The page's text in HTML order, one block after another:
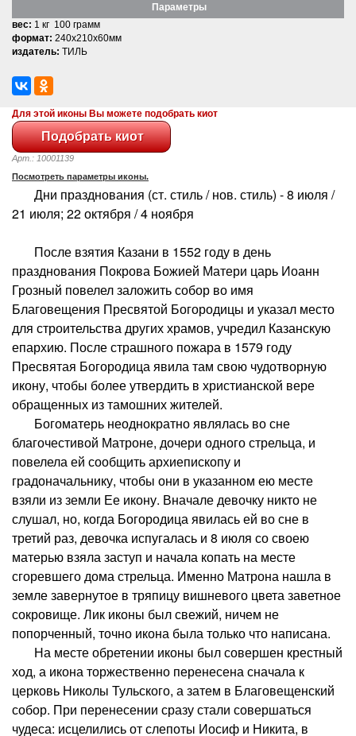
Параметры
вес: 1 кг 100 грамм
формат: 240x210x60мм
издатель: ТИЛЬ
Для этой иконы Вы можете подобрать киот
Арт.: 10001139
Посмотреть параметры иконы.
Дни празднования (ст. стиль / нов. стиль) - 8 июля /
21 июля; 22 октября / 4 ноября
После взятия Казани в 1552 году в день
празднования Покрова Божией Матери царь Иоанн
Грозный повелел заложить собор во имя
Благовещения Пресвятой Богородицы и указал место
для строительства других храмов, учредил Казанскую
епархию. После страшного пожара в 1579 году
Пресвятая Богородица явила там свою чудотворную
икону, чтобы более утвердить в христианской вере
обращенных из тамошних жителей.
Богоматерь неоднократно являлась во сне
благочестивой Матроне, дочери одного стрельца, и
повелела ей сообщить архиепископу и
градоначальнику, чтобы они в указанном ею месте
взяли из земли Ее икону. Вначале девочку никто не
слушал, но, когда Богородица явилась ей во сне в
третий раз, девочка испугалась и 8 июля со своею
матерью взяла заступ и начала копать на месте
сгоревшего дома стрельца. Именно Матрона нашла в
земле завернутое в тряпицу вишневого цвета заветное
сокровище. Лик иконы был свежий, ничем не
попорченный, точно икона была только что написана.
На месте обретении иконы был совершен крестный
ход, а икона торжественно перенесена сначала к
церковь Николы Тульского, а затем в Благовещенский
собор. При перенесении сразу стали совершаться
чудеса: исцелились от слепоты Иосиф и Никита, в